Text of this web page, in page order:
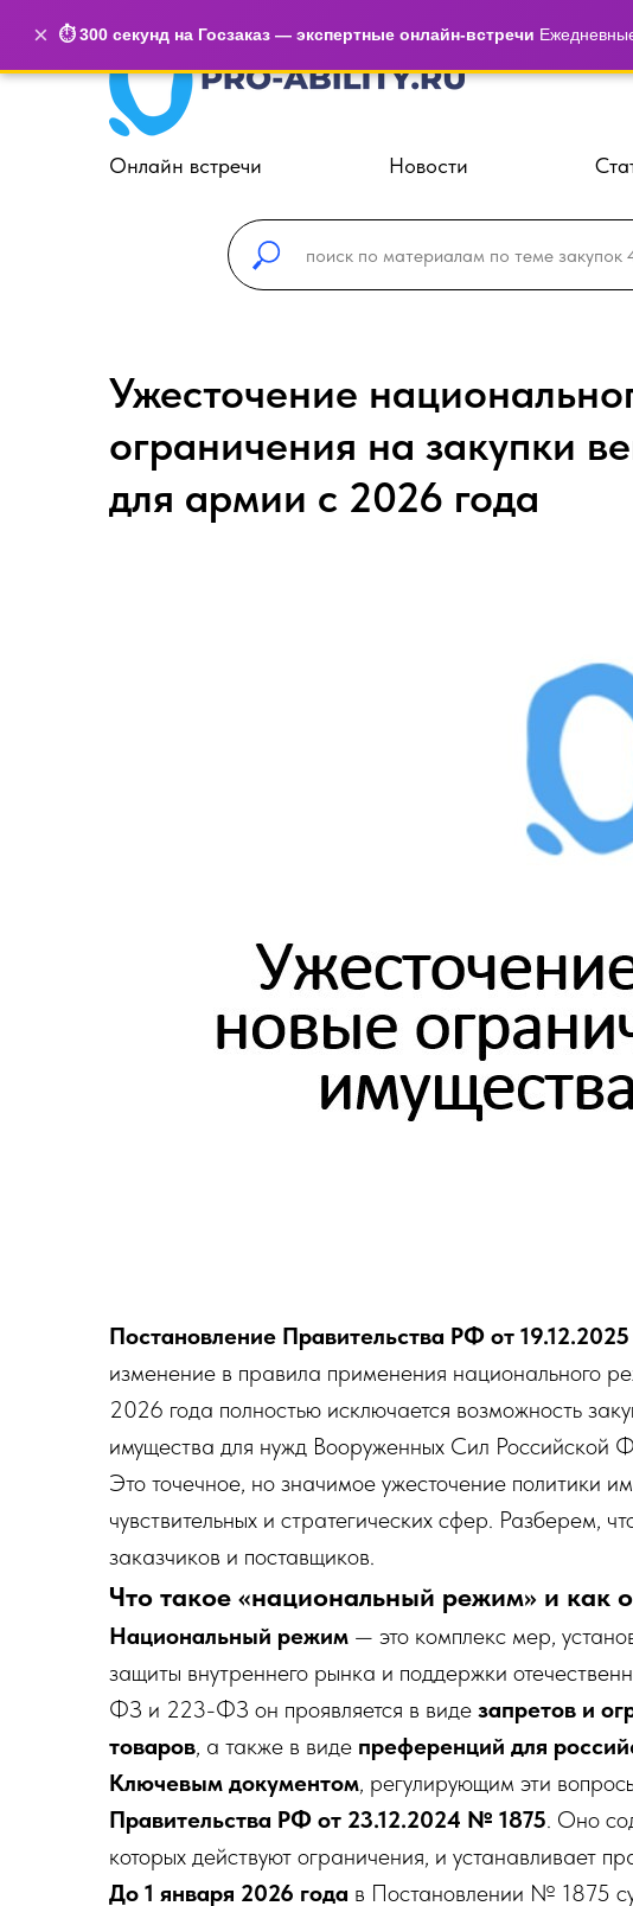
× ⏱️ 300 секунд на Госзаказ — экспертные онлайн-встречи
Онлайн встречи Новости
Ужесточение
ограничения на закупки
для армии с 2026 года
Постановление Правительства РФ от
изменение в правила применения национального
2026 года полностью исключается возможность
имущества для нужд Вооруженных Сил Российской
Это точечное, но значимое ужесточение политики
чувствительных и стратегических сфер. Разберем,
заказчиков и поставщиков.
Что такое «национальный режим» и как
Национальный режим — это комплекс мер,
защиты внутреннего рынка и поддержки
ФЗ и 223-ФЗ он проявляется в виде запретов и
товаров, а также в виде преференций для
Ключевым документом, регулирующим эти
Правительства РФ от 23.12.2024 № 1875. Оно
которых действуют ограничения, и устанавливает
До 1 января 2026 года в Постановлении № 1875